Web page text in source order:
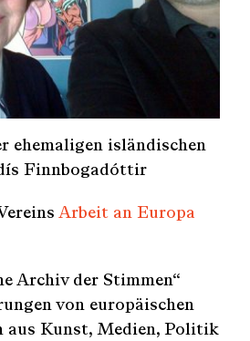
ehemaligen isländischen
Finnbogadóttir
Arbeit an Europa
Archiv der Stimmen“
von europäischen
aus Kunst, Medien, Politik